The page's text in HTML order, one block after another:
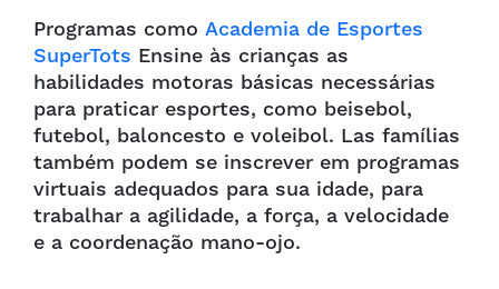
Programas como Academia de Esportes
SuperTots Ensine às crianças as
habilidades motoras básicas necessárias
para praticar esportes, como beisebol,
futebol, baloncesto e voleibol. Las famílias
também podem se inscrever em programas
virtuais adequados para sua idade, para
trabalhar a agilidade, a força, a velocidade
e a coordenação mano-ojo.